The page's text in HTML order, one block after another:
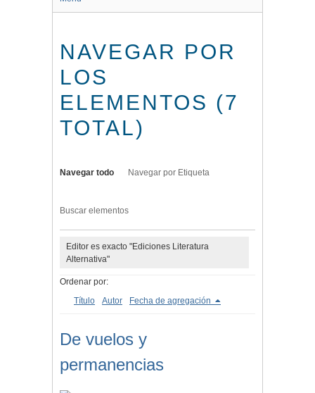
NAVEGAR POR
LOS
ELEMENTOS (7
TOTAL)
Navegar todo Navegar por Etiqueta
Buscar elementos
Editor es exacto "Ediciones Literatura
Alternativa"
Ordenar por:
Título
Autor Fecha de agregación
De vuelos y
permanencias